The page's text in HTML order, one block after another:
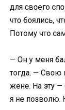
для своего
что боялись,
Потому что
— Он у меня
тогда. — Свою
жене. На эту —
я не позволю.